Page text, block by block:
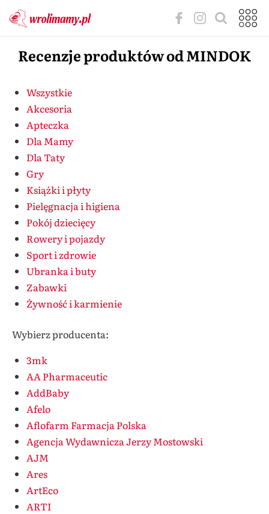
Recenzje produktów od MINDOK
Wszystkie
Akcesoria
Apteczka
Dla Mamy
Dla Taty
Gry
Książki i płyty
Pielęgnacja i higiena
Pokój dziecięcy
Rowery i pojazdy
Sport i zdrowie
Ubranka i buty
Zabawki
Żywność i karmienie
Wybierz producenta:
3mk
AA Pharmaceutic
AddBaby
Afelo
Aflofarm Farmacja Polska
Agencja Wydawnicza Jerzy Mostowski
AJM
Ares
ArtEco
ARTI